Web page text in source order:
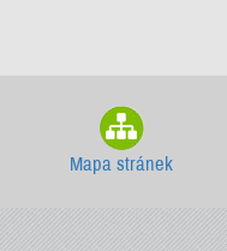
Mapa stránek